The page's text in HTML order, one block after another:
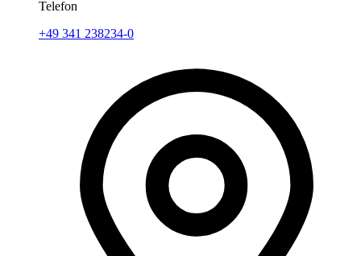
Telefon
+49 341 238234-0